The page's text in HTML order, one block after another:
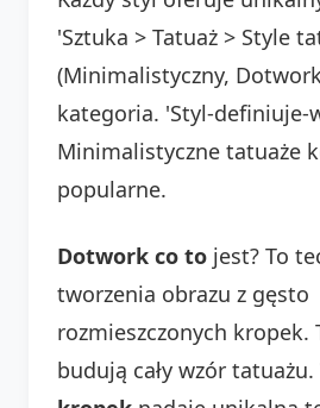
'Sztuka > Tatuaż > Style
(Minimalistyczny,
kategoria. 'Styl-definiuje-
Minimalistyczne tatuaże
popularne.
Dotwork co to jest? To
tworzenia obrazu z gęsto
rozmieszczonych kropek.
budują cały wzór tatuażu.